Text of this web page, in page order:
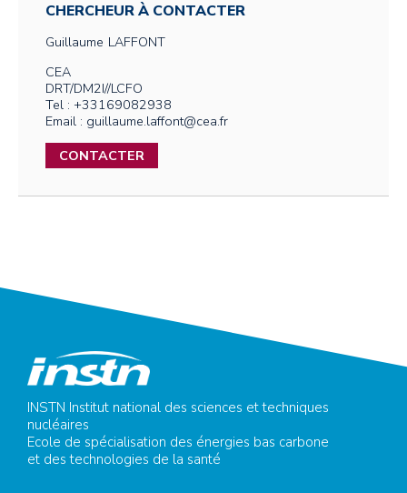
CHERCHEUR À CONTACTER
Guillaume LAFFONT
CEA
DRT/DM2I//LCFO
Tel : +33169082938
Email : guillaume.laffont@cea.fr
CONTACTER
INSTN Institut national des sciences et techniques
nucléaires
Ecole de spécialisation des énergies bas carbone
et des technologies de la santé